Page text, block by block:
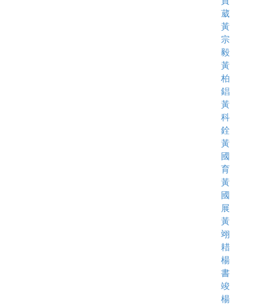
葳
黃
宗
毅
黃
柏
錩
黃
科
銓
黃
國
育
黃
國
展
黃
翊
耤
楊
書
竣
楊